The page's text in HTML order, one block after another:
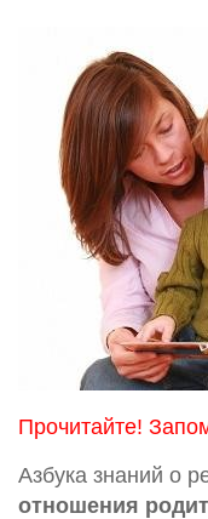
Прочитайте!
Азбука знаний о
отношения